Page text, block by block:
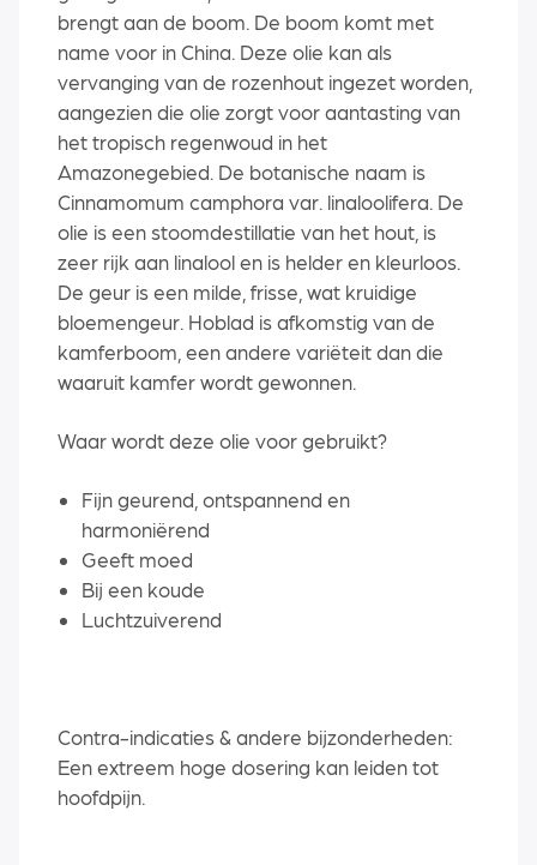
brengt aan de boom. De boom komt met
name voor in China. Deze olie kan als
vervanging van de rozenhout ingezet worden,
aangezien die olie zorgt voor aantasting van
het tropisch regenwoud in het
Amazonegebied. De botanische naam is
Cinnamomum camphora var. linaloolifera. De
olie is een stoomdestillatie van het hout, is
zeer rijk aan linalool en is helder en kleurloos.
De geur is een milde, frisse, wat kruidige
bloemengeur. Hoblad is afkomstig van de
kamferboom, een andere variëteit dan die
waaruit kamfer wordt gewonnen.
Waar wordt deze olie voor gebruikt?
Fijn geurend, ontspannend en
harmoniërend
Geeft moed
Bij een koude
Luchtzuiverend
Contra-indicaties & andere bijzonderheden:
Een extreem hoge dosering kan leiden tot
hoofdpijn.